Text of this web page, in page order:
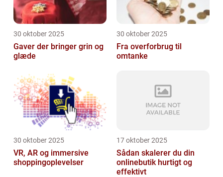
30 oktober 2025
Gaver der bringer grin og
glæde
30 oktober 2025
Fra overforbrug til
omtanke
30 oktober 2025
VR, AR og immersive
shoppingoplevelser
17 oktober 2025
Sådan skalerer du din
onlinebutik hurtigt og
effektivt